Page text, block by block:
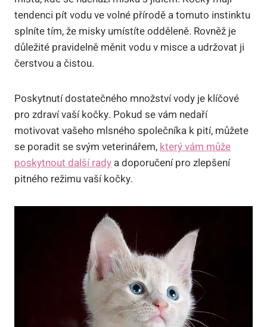
tendenci pít vodu ve volné přírodě a tomuto instinktu
splníte tím, že misky umístíte odděleně. Rovněž je
důležité pravidelně měnit vodu v misce a udržovat ji
čerstvou a čistou.
Poskytnutí dostatečného množství vody je klíčové
pro zdraví vaší kočky. Pokud se vám nedaří
motivovat vašeho mlsného společníka k pití, můžete
se poradit se svým veterinářem, který vám může
poskytnout další rady a doporučení pro zlepšení
pitného režimu vaší kočky.